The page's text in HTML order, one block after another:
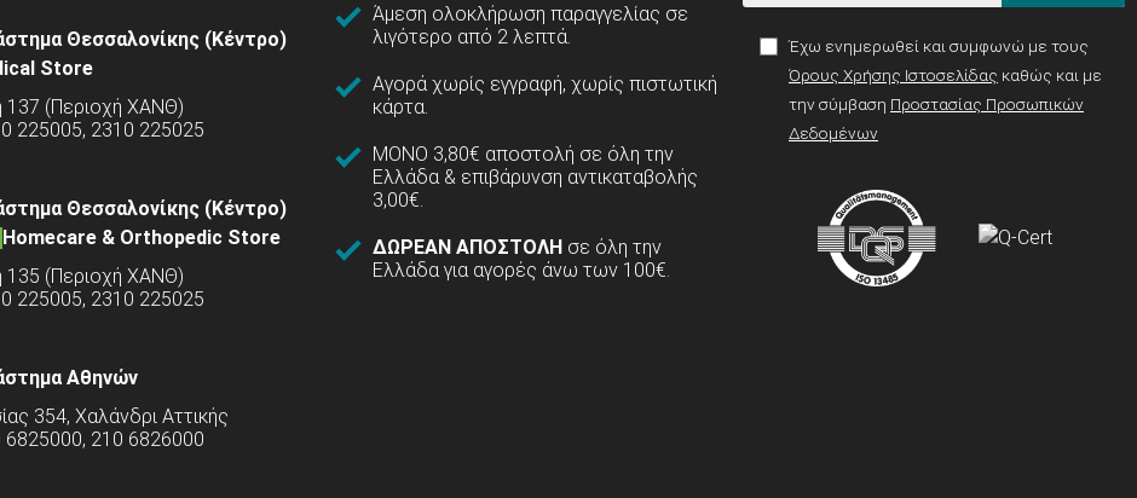
Θεσσαλονίκης (Κέντρο)
Store
137 (Περιοχή ΧΑΝΘ)
225005, 2310 225025
Θεσσαλονίκης (Κέντρο)
Homecare & Orthopedic Store
135 (Περιοχή ΧΑΝΘ)
225005, 2310 225025
Αθηνών
354, Χαλάνδρι Αττικής
6825000, 210 6826000
Άμεση ολοκλήρωση παραγγελίας σε
λιγότερο από 2 λεπτά.
Αγορά χωρίς εγγραφή, χωρίς πιστωτική
κάρτα.
ΜΟΝΟ 3,80€ αποστολή σε όλη την
Ελλάδα & επιβάρυνση αντικαταβολής
3,00€.
ΔΩΡΕΑΝ ΑΠΟΣΤΟΛΗ σε όλη την
Ελλάδα για αγορές άνω των 100€.
Έχω ενημερωθεί και συμφωνώ με τους
Όρους Χρήσης Ιστοσελίδας καθώς και με
την σύμβαση Προστασίας Προσωπικών
Δεδομένων